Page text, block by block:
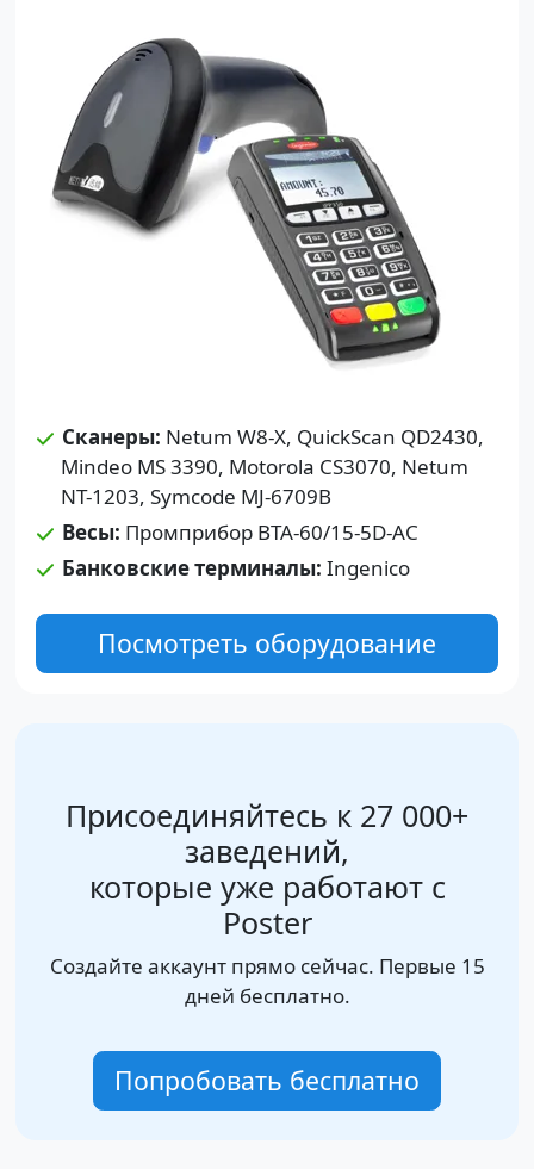
Сканеры: Netum W8-X, QuickScan QD2430,
Mindeo MS 3390, Motorola CS3070, Netum
NT-1203, Symcode MJ-6709B
Весы: Промприбор ВТА-60/15-5D-АС
Банковские терминалы: Ingenico
Посмотреть оборудование
Присоединяйтесь к 27 000+
заведений,
которые уже работают с
Poster
Создайте аккаунт прямо сейчас. Первые 15
дней бесплатно.
Попробовать бесплатно